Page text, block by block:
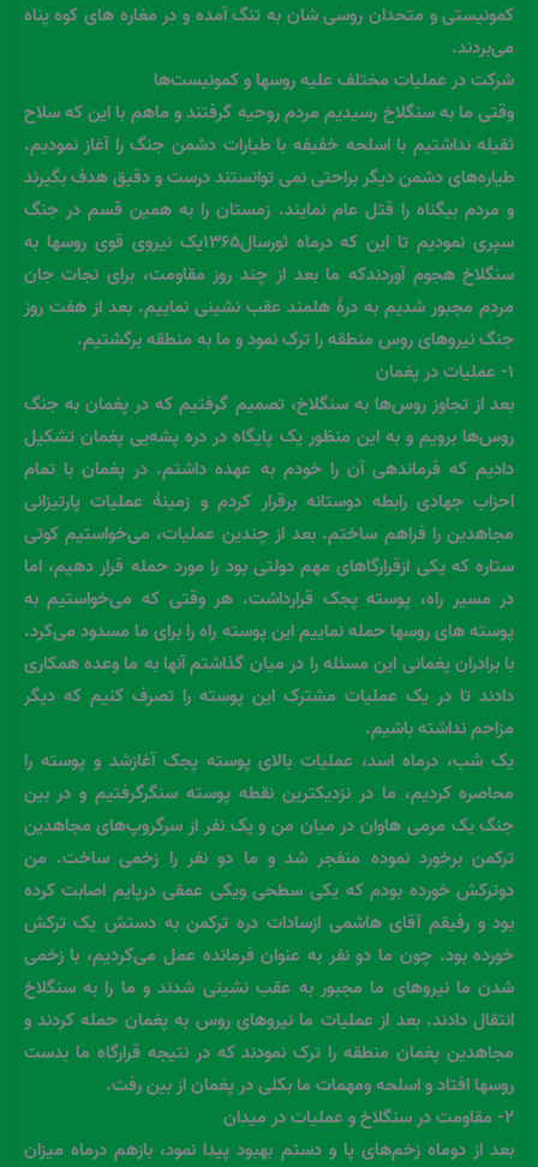
کمونیستی و متحدان روسی شان به تنگ آمده و در مغاره های کوه پناه
می‌بردند.
شرکت در عملیات مختلف علیه روسها و کمونیست‌ها
وقتی ما به سنگلاخ رسیدیم مردم روحیه گرفتند و ماهم با این که سلاح
ثقیله نداشتیم با اسلحه خفیفه با طیارات دشمن جنگ را آغاز نمودیم.
طیاره‌های دشمن دیگر براحتی نمی توانستند درست و دقیق هدف بگیرند
و مردم بیگناه را قتل عام نمایند. زمستان را به همین قسم در جنگ
سپری نمودیم تا این که درماه ثورسال۱۳۶۵یک نیروی قوی روسها به
سنگلاخ هجوم آوردندکه ما بعد از چند روز مقاومت، برای نجات جان
مردم مجبور شدیم به درۀ هلمند عقب نشینی نماییم. بعد از هفت روز
جنگ نیروهای روس منطقه را ترک نمود و ما به منطقه برگشتیم.
۱- عملیات در پغمان
بعد از تجاوز روس‌ها به سنگلاخ، تصمیم گرفتیم که در پغمان به جنگ
روس‌ها برویم و به این منظور یک پایگاه در دره پشه‌یی پغمان تشکیل
دادیم که فرماندهی آن را خودم به عهده داشتم. در پغمان با تمام
احزاب جهادی رابطه دوستانه برقرار کردم و زمینۀ عملیات پارتیزانی
مجاهدین را فراهم ساختم. بعد از چندین عملیات، می‌خواستیم کوتی
ستاره که یکی ازقرارگاهای مهم دولتی بود را مورد حمله قرار دهیم، اما
در مسیر راه، پوسته پجک قرارداشت. هر وقتی که می‌خواستیم به
پوسته های روسها حمله نماییم این پوسته راه را برای ما مسدود می‌کرد.
با برادران پغمانی این مسئله را در میان گذاشتم آنها به ما وعده همکاری
دادند تا در یک عملیات مشترک این پوسته را تصرف کنیم که دیگر
مزاحم نداشته باشیم.
یک شب، درماه اسد، عملیات بالای پوسته پجک آغازشد و پوسته را
محاصره کردیم، ما در نزدیکترین نقطه پوسته سنگرگرفتیم و در بین
جنگ یک مرمی هاوان در میان من و یک نفر از سرگروپ‌های مجاهدین
ترکمن برخورد نموده منفجر شد و ما دو نفر را زخمی ساخت. من
دوترکش خورده بودم که یکی سطحی ویکی عمقی درپایم اصابت کرده
بود و رفیقم آقای هاشمی ازسادات دره ترکمن به دستش یک ترکش
خورده بود. چون ما دو نفر به عنوان فرمانده عمل می‌کردیم، با زخمی
شدن ما نیروهای ما مجبور به عقب نشینی شدند و ما را به سنگلاخ
انتقال دادند. بعد از عملیات ما نیروهای روس به پغمان حمله کردند و
مجاهدین پغمان منطقه را ترک نمودند که در نتیجه قرارگاه ما بدست
روسها افتاد و اسلحه ومهمات ما بکلی در پغمان از بین رفت.
۲- مقاومت در سنگلاخ و عملیات در میدان
بعد از دوماه زخم‌های پا و دستم بهبود پیدا نمود، بازهم درماه میزان